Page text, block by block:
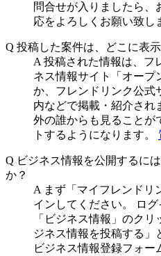
問合せが入りましたら、
応をよろしくお願い致し
Q 投稿した案件は、どこに表
A 投稿された情報は、フ
ネス情報サイト「オープ
か、フレンドリンク公式
内などで掲載・紹介され
外の誰からも見ることが
トするようになります。
Q ビジネス情報を公開するに
か？
A まず「マイフレンドリ
インしてください。 ロ
「ビジネス情報」のク
ジネス情報を投稿する」
ビジネス情報登録フォー